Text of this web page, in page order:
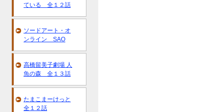
ている 全１２話
ソードアート・オ
ンライン SAO
高橋留美子劇場 人
魚の森 全１３話
たまこまーけっと
全１２話